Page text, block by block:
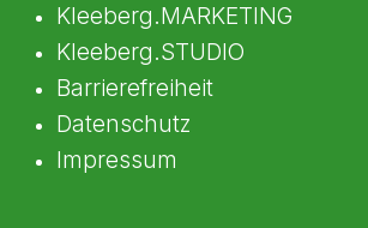
Kleeberg.MARKETING
Kleeberg.STUDIO
Barrierefreiheit
Datenschutz
Impressum